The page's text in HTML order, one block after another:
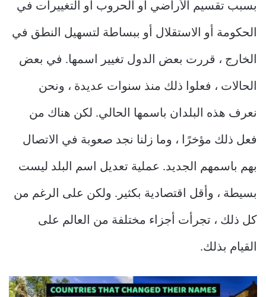
بسبب تقسيم الأراضي أو الحروب أو التغييرات في
الحكومة أو الاستقلال أو ببساطة لتسهيل النطق في
الخارج ، قررت بعض الدول تغيير اسمها. في بعض
الحالات ، فعلوا ذلك منذ سنوات عديدة ، ونحن
نعرف هذه البلدان باسمها الحالي. لكن هناك من
فعل ذلك مؤخرًا ، وما زلنا نجد صعوبة في الاتصال
بهم باسمهم الجديد. عملية تعديل اسم البلد ليست
بسيطة ، وأقل اقتصادية بكثير. ولكن على الرغم من
كل ذلك ، تجرأت أجزاء مختلفة من العالم على
القيام بذلك.